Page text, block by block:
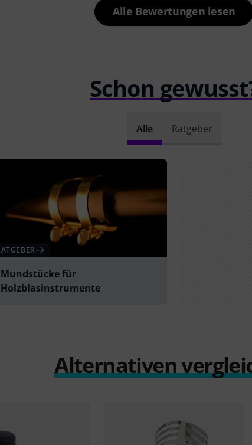
Alle Bewertungen lesen
Schon
Alle Ratgeber
Mundstücke für
Holzblasinstrumente
Alternativen